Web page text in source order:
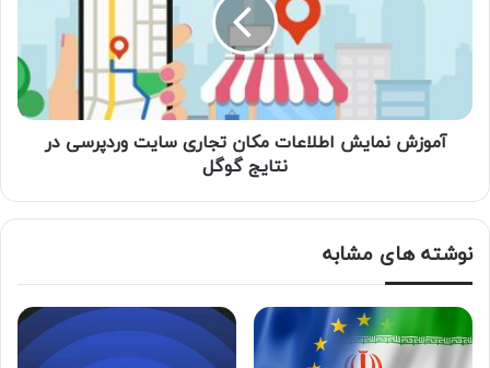
آموزش نمایش اطلاعات مکان تجاری سایت وردپرسی در
نتایج گوگل
نوشته های مشابه